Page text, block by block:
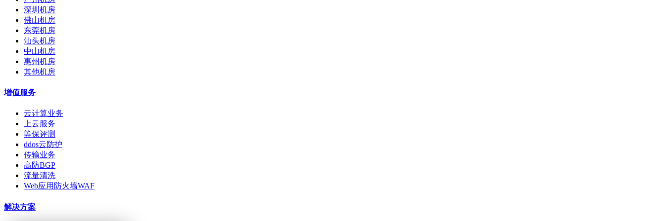
深圳机房
佛山机房
东莞机房
汕头机房
中山机房
惠州机房
其他机房
增值服务
云计算业务
上云服务
等保评测
ddos云防护
传输业务
高防BGP
流量清洗
Web应用防火墙WAF
解决方案